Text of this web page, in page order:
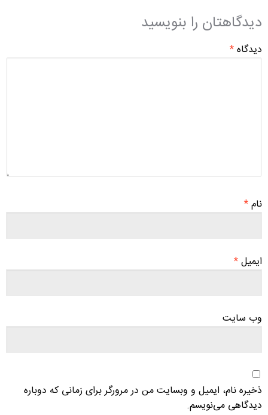
دیدگاهتان را بنویسید
دیدگاه*
نام*
ایمیل*
وب‌ سایت
ذخیره نام، ایمیل و وبسایت من در مرورگر برای زمانی که دوباره
دیدگاهی می‌نویسم.